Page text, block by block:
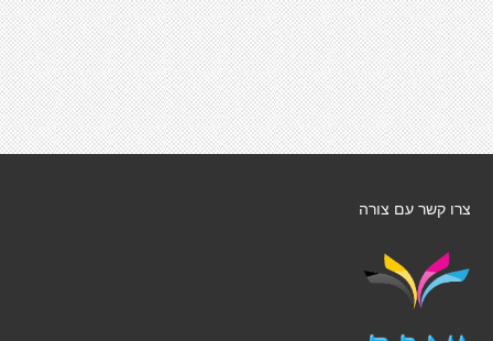
צרו קשר עם צורה